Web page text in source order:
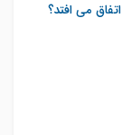
می افتد؟